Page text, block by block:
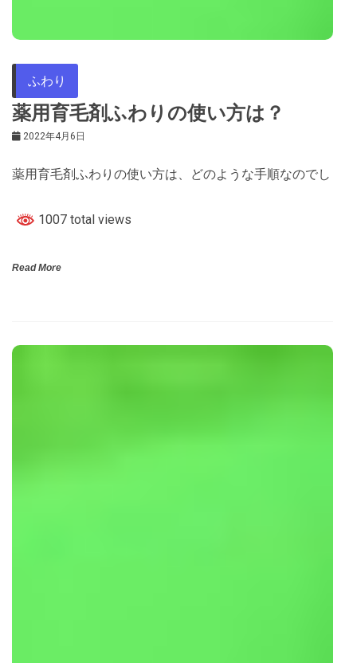
ふわり
薬用育毛剤ふわりの使い方は？
2022年4月6日
薬用育毛剤ふわりの使い方は、どのような手順なのでし
1007 total views
Read More